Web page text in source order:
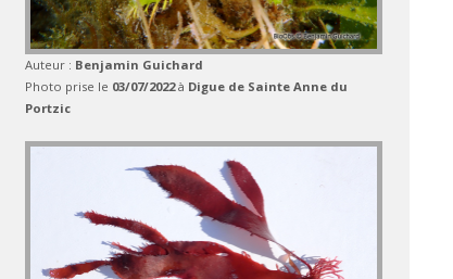
Auteur : Benjamin Guichard
Photo prise le 03/07/2022à Digue de Sainte Anne du
Portzic